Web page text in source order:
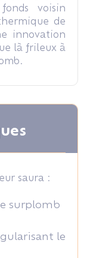
voisin
de
innovation
là frileux à
saura :
surplomb
le